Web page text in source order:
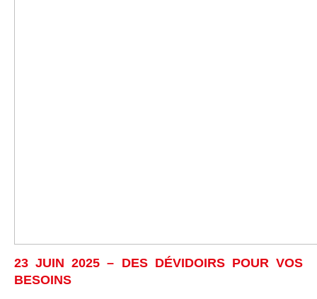
23 JUIN 2025 – DES DÉVIDOIRS POUR VOS
BESOINS